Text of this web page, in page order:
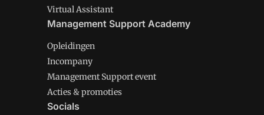
Virtual Assistant
Management Support Academy
Opleidingen
Incompany
Management Support event
Acties & promoties
Socials